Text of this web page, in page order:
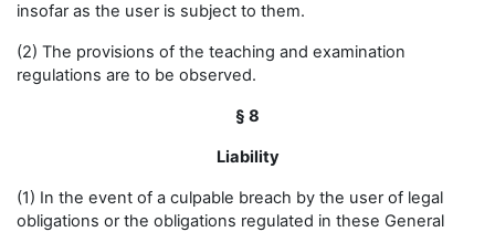
insofar as the user is subject to them.
(2) The provisions of the teaching and examination
regulations are to be observed.
§ 8
Liability
(1) In the event of a culpable breach by the user of legal
obligations or the obligations regulated in these General